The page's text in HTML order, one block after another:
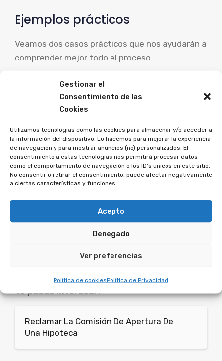
Gestionar el
Consentimiento de las
Cookies
Utilizamos tecnologías como las cookies para almacenar y/o acceder a
la información del dispositivo. Lo hacemos para mejorar la experiencia
de navegación y para mostrar anuncios (no) personalizados. El
consentimiento a estas tecnologías nos permitirá procesar datos
como el comportamiento de navegación o los ID's únicos en este sitio.
No consentir o retirar el consentimiento, puede afectar negativamente
a ciertas características y funciones.
Acepto
Denegado
Ver preferencias
Política de cookiesPolítica de Privacidad
Ejemplos prácticos
Veamos dos casos prácticos que nos ayudarán a
comprender mejor todo el proceso.
Caso 1: Laura recibió una factura de su tarjeta
de crédito con un cargo de intereses de demora
del 20%, cuando en su contrato se indicaba que
el cargo sería del 5%. Laura envió una carta al
emisor de la tarjeta explicando que esto estaba
fuera de lugar y solicitando una corrección. El
emisor de la tarjeta no respondió a su carta, por
lo que Laura contactó a una organización de
presentar una reclamación formal. Tras el
proceso de reclamación, el emisor de la tarjeta
eliminó los intereses de demora abusivos y
devolvió el dinero que Laura tenía que haber
Te puede interesar:
Reclamar La Comisión De Apertura De
Una Hipoteca